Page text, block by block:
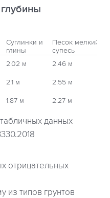
Суглинки и
глины
Песок мелкий,
супесь
2.02 м 2.46 м
2.1 м 2.55 м
1.87 м 2.27 м
данных
отрицательных
из типов грунтов